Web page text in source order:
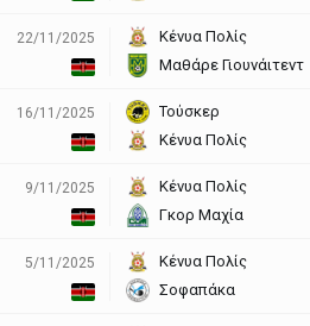
22/11/2025
Κένυα Πολίς
Μαθάρε Γιουνάιτεντ
16/11/2025
Τούσκερ
Κένυα Πολίς
9/11/2025
Κένυα Πολίς
Γκορ Μαχία
5/11/2025
Κένυα Πολίς
Σοφαπάκα